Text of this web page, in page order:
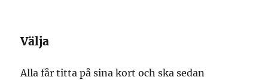
Välja
Alla får titta på sina kort och ska sedan